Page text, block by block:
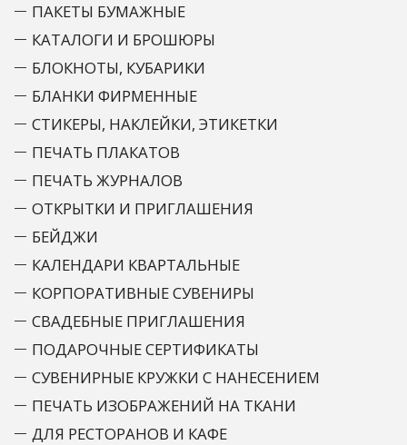
ПАКЕТЫ БУМАЖНЫЕ
КАТАЛОГИ И БРОШЮРЫ
БЛОКНОТЫ, КУБАРИКИ
БЛАНКИ ФИРМЕННЫЕ
СТИКЕРЫ, НАКЛЕЙКИ, ЭТИКЕТКИ
ПЕЧАТЬ ПЛАКАТОВ
ПЕЧАТЬ ЖУРНАЛОВ
ОТКРЫТКИ И ПРИГЛАШЕНИЯ
БЕЙДЖИ
КАЛЕНДАРИ КВАРТАЛЬНЫЕ
КОРПОРАТИВНЫЕ СУВЕНИРЫ
СВАДЕБНЫЕ ПРИГЛАШЕНИЯ
ПОДАРОЧНЫЕ СЕРТИФИКАТЫ
СУВЕНИРНЫЕ КРУЖКИ С НАНЕСЕНИЕМ
ПЕЧАТЬ ИЗОБРАЖЕНИЙ НА ТКАНИ
ДЛЯ РЕСТОРАНОВ И КАФЕ